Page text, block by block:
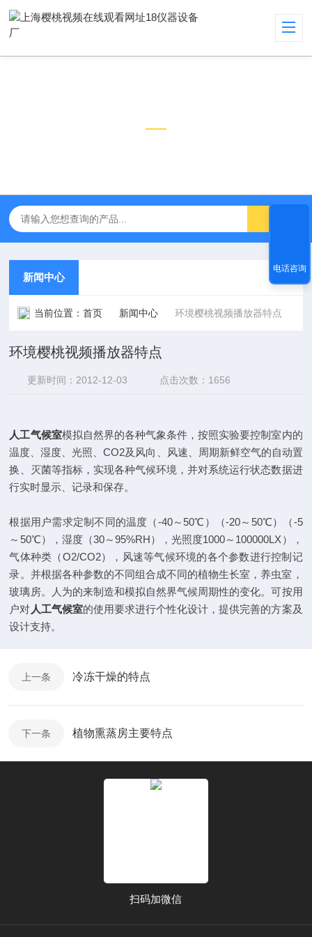
新闻中心
当前位置：首页 新闻中心 环境樱桃视频播放器特点
环境樱桃视频播放器特点
更新时间：2012-12-03 点击次数：1656
人工气候室模拟自然界的各种气象条件，按照实验要控制室内的
温度、湿度、光照、CO2及风向、风速、周期新鲜空气的自动置
换、灭菌等指标，实现各种气候环境，并对系统运行状态数据进
行实时显示、记录和保存。
根据用户需求定制不同的温度（-40～ 50℃ ）（-20～ 50℃）（-5
～ 50℃），湿度（30～95%RH），光照度1000～ 100000LX ），
气体种类（O2/CO2），风速等气候环境的各个参数进行控制记
录。并根据各种参数的不同组合成不同的植物生长室，养虫室，
玻璃房。人为的来制造和模拟自然界气候周期性的变化。可按用
户对 人工气候室的使用要求进行个性化设计，提供完善的方案及
设计支持。
上一条 冷冻干燥的特点
下一条 植物熏蒸房主要特点
扫码加微信
电话咨询